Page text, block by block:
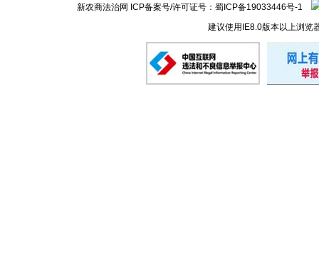
新农商法治网 ICP备案号/许可证号： 蜀ICP备19033446号-1
建议使用IE8.0版本以上浏览